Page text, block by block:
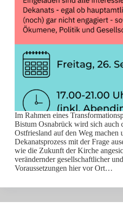
Im Rahmen eines
Bistum Osnabrück wird sich auch
Ostfriesland auf den Weg machen
Dekanatsprozess mit der Frage
wie die Zukunft der Kirche
verändernder gesellschaftlicher
Voraussetzungen hier vor Ort…